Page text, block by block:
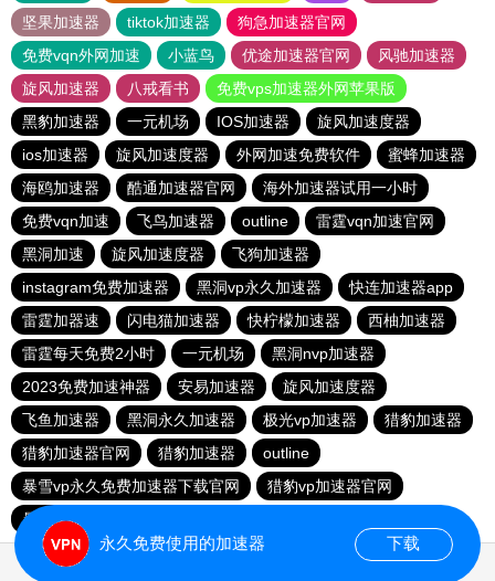
坚果加速器
tiktok加速器
狗急加速器官网
免费vqn外网加速
小蓝鸟 优途加速器官网
风驰加速器
旋风加速器
八戒看书
免费vps加速器外网苹果版
黑豹加速器
一元机场 IOS加速器
旋风加速度器
ios加速器
旋风加速度器 外网加速免费软件
蜜蜂加速器
海鸥加速器
酷通加速器官网
海外加速器试用一小时
免费vqn加速
飞鸟加速器 outline
雷霆vqn加速官网
黑洞加速
旋风加速度器
飞狗加速器
instagram免费加速器
黑洞vp永久加速器
快连加速器app
雷霆加器速
闪电猫加速器 快柠檬加速器
西柚加速器
雷霆每天免费2小时
一元机场
黑洞nvp加速器
2023免费加速神器
安易加速器
旋风加速度器
飞鱼加速器
黑洞永久加速器 极光vp加速器
猎豹加速器
猎豹加速器官网
猎豹加速器
outline
暴雪vp永久免费加速器下载官网
猎豹vp加速器官网
暴雪vp永久免费加速器下载官网
永久免费使用的加速器 下载